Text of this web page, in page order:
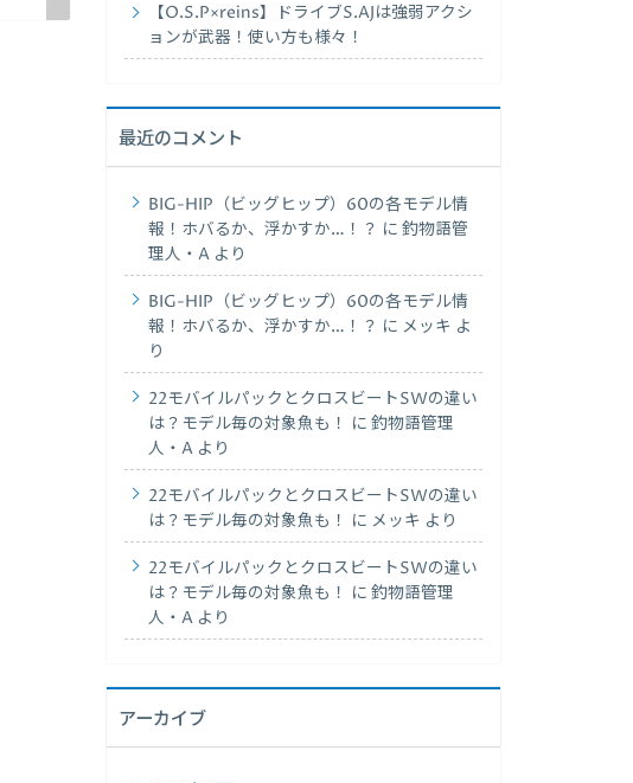
【O.S.P×reins】ドライブS.AJは強弱アクシ
ョンが武器！使い方も様々！
最近のコメント
BIG-HIP（ビッグヒップ）60の各モデル情
報！ホバるか、浮かすか…！？ に釣物語管
理人・A より
BIG-HIP（ビッグヒップ）60の各モデル情
報！ホバるか、浮かすか…！？ に メッキ よ
り
22モバイルパックとクロスビートSWの違い
は？モデル毎の対象魚も！
に釣物語管理
人・A より
22モバイルパックとクロスビートSWの違い
は？モデル毎の対象魚も！
に メッキ より
22モバイルパックとクロスビートSWの違い
は？モデル毎の対象魚も！
に釣物語管理
人・A より
アーカイブ